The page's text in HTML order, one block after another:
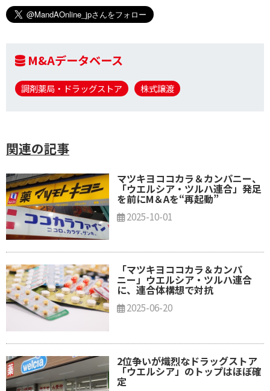
M&Aデータベース
調剤薬局・ドラッグストア 株式譲渡
関連の記事
マツキヨココカラ＆カンパニー、
「ウエルシア・ツルハ連合」発足
を前にM＆Aを“再起動”
2025-10-01
「マツキヨココカラ＆カンパ
ニー」ウエルシア・ツルハ連合
に、連合体構想で対抗
2025-06-20
2位争いが熾烈なドラッグストア
「ウエルシア」のトップはほぼ確
定